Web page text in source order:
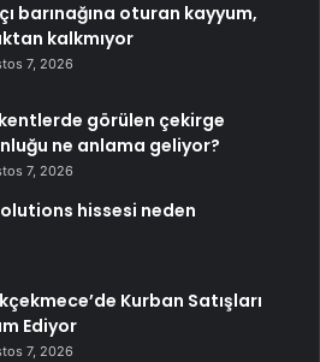
barınağına oturan kayyum,
kalkmıyor
7, 2026
kentlerde görülen çekirge
ne anlama geliyor?
7, 2026
hissesi neden
Kurban Satışları
Ediyor
7, 2026